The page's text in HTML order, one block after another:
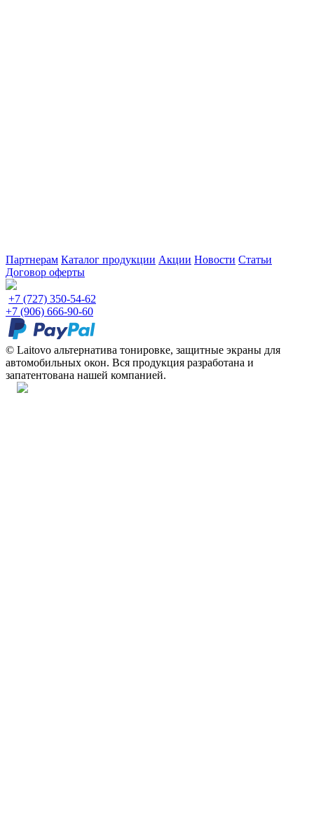
Партнерам Каталог продукции Акции Новости Статьи
Договор оферты
+7 (727) 350-54-62
+7 (906) 666-90-60
© Laitovo альтернатива тонировке, защитные экраны для
автомобильных окон. Вся продукция разработана и
запатентована нашей компанией.